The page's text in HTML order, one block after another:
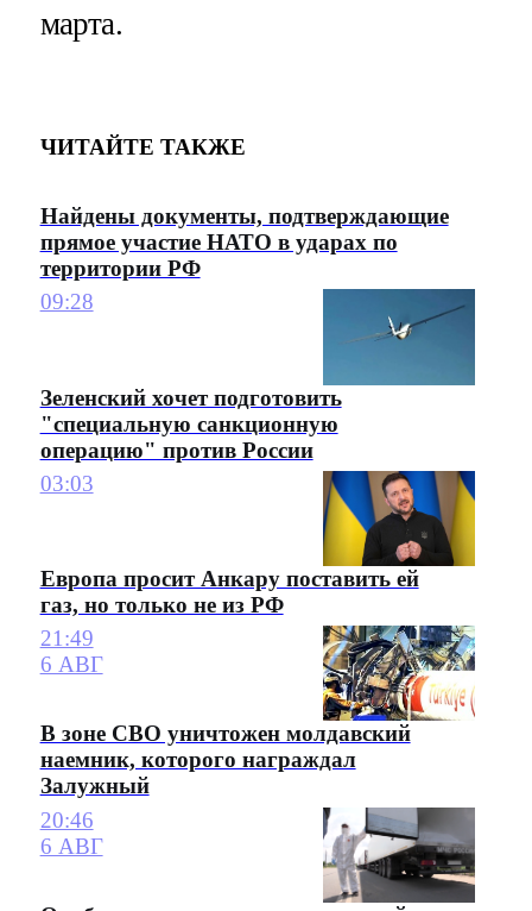
марта.
ЧИТАЙТЕ ТАКЖЕ
Найдены документы, подтверждающие
прямое участие НАТО в ударах по
территории РФ
09:28
Зеленский хочет подготовить
"специальную санкционную
операцию" против России
03:03
Европа просит Анкару поставить ей
газ, но только не из РФ
21:49
6 АВГ
В зоне СВО уничтожен молдавский
наемник, которого награждал
Залужный
20:46
6 АВГ